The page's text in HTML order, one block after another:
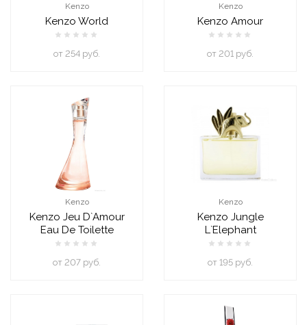
Kenzo
Kenzo World
oт 254 руб.
Kenzo
Kenzo Amour
oт 201 руб.
Kenzo
Kenzo Jeu D`Amour
Eau De Toilette
oт 207 руб.
Kenzo
Kenzo Jungle
L`Elephant
oт 195 руб.